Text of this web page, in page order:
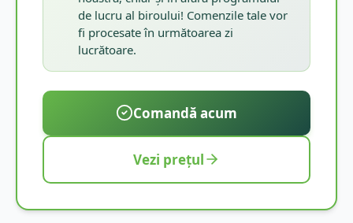
de lucru al biroului! Comenzile tale vor
fi procesate în următoarea zi
lucrătoare.
Comandă acum
Vezi prețul